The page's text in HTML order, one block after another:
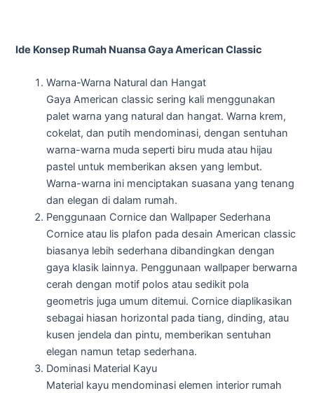
Ide Konsep Rumah Nuansa Gaya American Classic
Warna-Warna Natural dan Hangat
Gaya American classic sering kali menggunakan
palet warna yang natural dan hangat. Warna krem,
cokelat, dan putih mendominasi, dengan sentuhan
warna-warna muda seperti biru muda atau hijau
pastel untuk memberikan aksen yang lembut.
Warna-warna ini menciptakan suasana yang tenang
dan elegan di dalam rumah.
Penggunaan Cornice dan Wallpaper Sederhana
Cornice atau lis plafon pada desain American classic
biasanya lebih sederhana dibandingkan dengan
gaya klasik lainnya. Penggunaan wallpaper berwarna
cerah dengan motif polos atau sedikit pola
geometris juga umum ditemui. Cornice diaplikasikan
sebagai hiasan horizontal pada tiang, dinding, atau
kusen jendela dan pintu, memberikan sentuhan
elegan namun tetap sederhana.
Dominasi Material Kayu
Material kayu mendominasi elemen interior rumah